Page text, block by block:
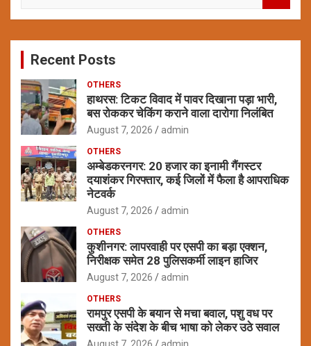
c
Recent Posts
OTHERS
हाथरस: टिकट विवाद में पावर दिखाना पड़ा भारी,
बस रोककर चेकिंग कराने वाला दारोगा निलंबित
August 7, 2026 admin
OTHERS
अम्बेडकरनगर: 20 हजार का इनामी गैंगस्टर
दयाशंकर गिरफ्तार, कई जिलों में फैला है आपराधिक
नेटवर्क
August 7, 2026 admin
OTHERS
कुशीनगर: लापरवाही पर एसपी का बड़ा एक्शन,
निरीक्षक समेत 28 पुलिसकर्मी लाइन हाजिर
August 7, 2026 admin
OTHERS
रामपुर एसपी के बयान से मचा बवाल, पशु वध पर
सख्ती के संदेश के बीच भाषा को लेकर उठे सवाल
August 7, 2026 admin